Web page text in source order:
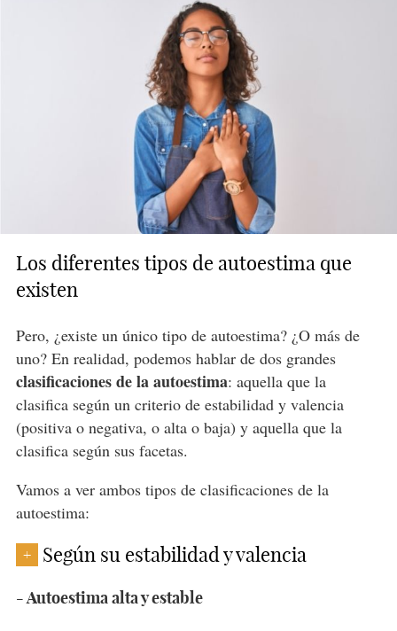
Los diferentes tipos de autoestima que
existen
Pero, ¿existe un único tipo de autoestima? ¿O más de
uno? En realidad, podemos hablar de dos grandes
clasificaciones de la autoestima: aquella que la
clasifica según un criterio de estabilidad y valencia
(positiva o negativa, o alta o baja) y aquella que la
clasifica según sus facetas.
Vamos a ver ambos tipos de clasificaciones de la
autoestima:
+ Según su estabilidad y valencia
- Autoestima alta y estable